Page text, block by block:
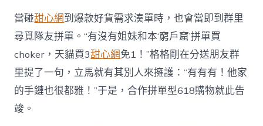
當碰甜心網到爆款好貨需求湊單時，也會當即到群里
尋覓隊友拼單。“有沒有姐妹和本‘窮戶窟’拼單買
choker，天貓買3甜心網免1！”格格剛在分送朋友群
里提了一句，立馬就有其別人來擁護：“有有有！他家
的手鏈也很都雅！”于是，合作拼單型618購物就此告
竣。